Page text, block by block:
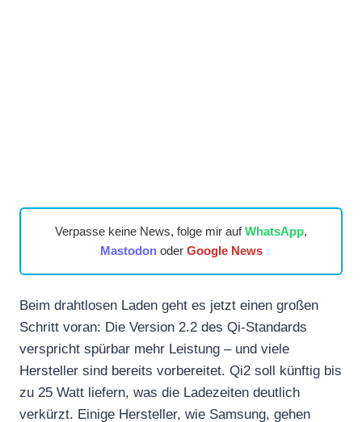
Verpasse keine News, folge mir aufWhatsApp,
Mastodonoder Google News
Beim drahtlosen Laden geht es jetzt einen großen
Schritt voran: Die Version 2.2 des Qi-Standards
verspricht spürbar mehr Leistung – und viele
Hersteller sind bereits vorbereitet. Qi2 soll künftig bis
zu 25 Watt liefern, was die Ladezeiten deutlich
verkürzt. Einige Hersteller, wie Samsung, gehen